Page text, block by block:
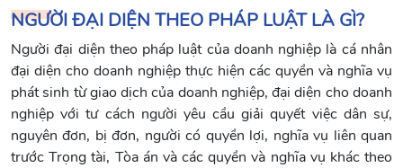
NGƯỜI ĐẠI DIỆN THEO PHÁP LUẬT LÀ GÌ?
Người đại diện theo pháp luật của doanh nghiệp là cá nhân
đại diện cho doanh nghiệp thực hiện các quyền và nghĩa vụ
phát sinh từ giao dịch của doanh nghiệp, đại diện cho doanh
nghiệp với tư cách người yêu cầu giải quyết việc dân sự,
nguyên đơn, bị đơn, người có quyền lợi, nghĩa vụ liên quan
trước Trọng tài, Tòa án và các quyền và nghĩa vụ khác theo